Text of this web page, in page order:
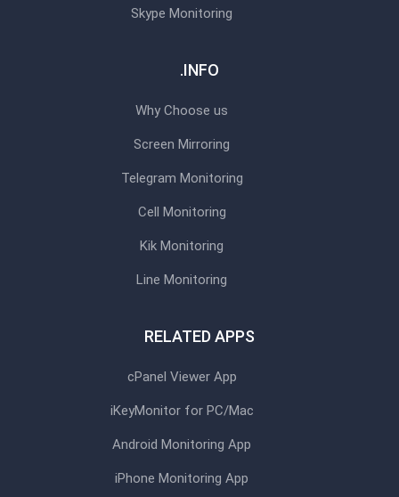
Skype Monitoring
INFO.
Why Choose us
Screen Mirroring
Telegram Monitoring
Cell Monitoring
Kik Monitoring
Line Monitoring
RELATED APPS
cPanel Viewer App
iKeyMonitor for PC/Mac
Android Monitoring App
iPhone Monitoring App